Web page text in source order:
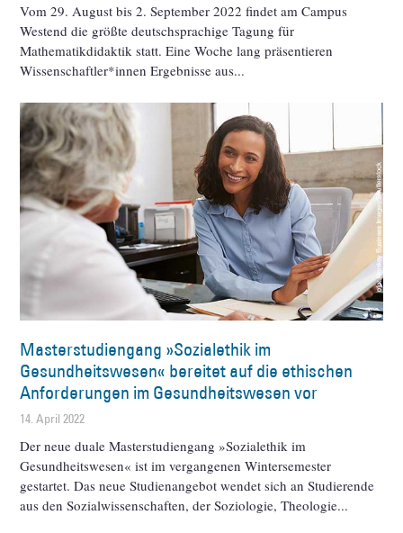
Vom 29. August bis 2. September 2022 findet am Campus
Westend die größte deutschsprachige Tagung für
Mathematikdidaktik statt. Eine Woche lang präsentieren
Wissenschaftler*innen Ergebnisse aus
Masterstudiengang »Sozialethik im
Gesundheitswesen« bereitet auf die ethischen
Anforderungen im Gesundheitswesen vor
14. April 2022
Der neue duale Masterstudiengang »Sozialethik im
Gesundheitswesen« ist im vergangenen Wintersemester
gestartet. Das neue Studienangebot wendet sich an Studierende
aus den Sozialwissenschaften, der Soziologie, Theologie